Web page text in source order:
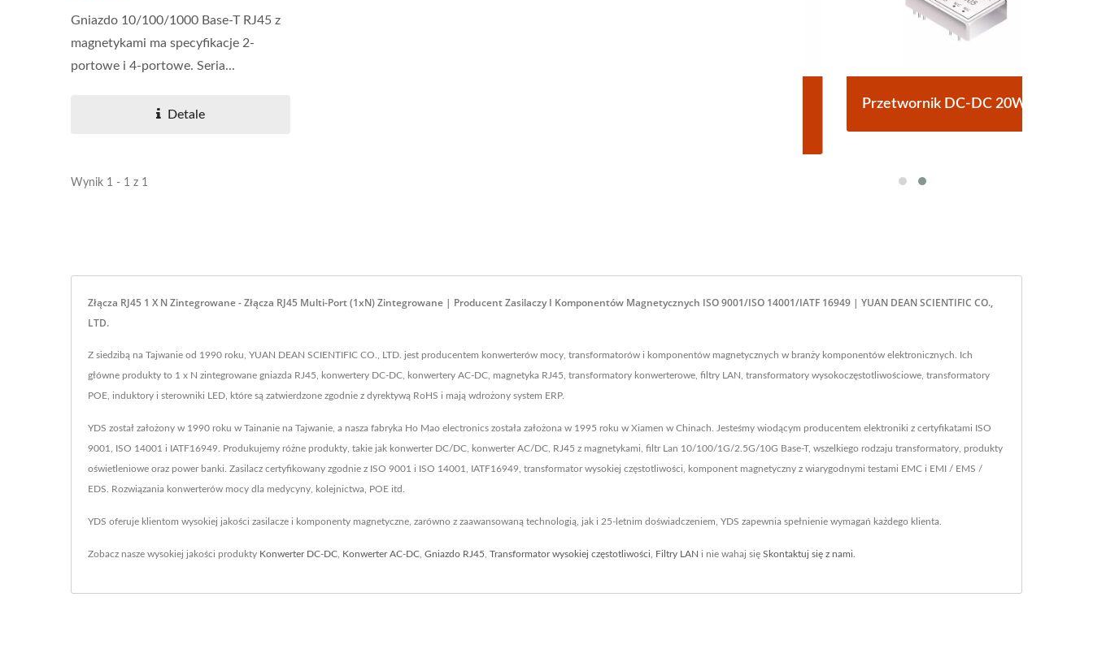
Gniazdo 10/100/1000 Base-T RJ45 z
magnetykami ma specyfikacje 2-
portowe i 4-portowe. Seria...
Detale
Wynik 1 - 1 z 1
Przetwornik DC-DC 20W 4:1
Złącza RJ45 1 X N Zintegrowane - Złącza RJ45 Multi-Port (1xN) Zintegrowane | Producent Zasilaczy I Komponentów Magnetycznych ISO 9001/ISO 14001/IATF 16949 | YUAN DEAN SCIENTIFIC CO.,
LTD.
Z siedzibą na Tajwanie od 1990 roku, YUAN DEAN SCIENTIFIC CO., LTD. jest producentem konwerterów mocy, transformatorów i komponentów magnetycznych w branży komponentów elektronicznych. Ich
główne produkty to 1 x N zintegrowane gniazda RJ45, konwertery DC-DC, konwertery AC-DC, magnetyka RJ45, transformatory konwerterowe, filtry LAN, transformatory wysokoczęstotliwościowe, transformatory
POE, induktory i sterowniki LED, które są zatwierdzone zgodnie z dyrektywą RoHS i mają wdrożony system ERP.
YDS został założony w 1990 roku w Tainanie na Tajwanie, a nasza fabryka Ho Mao electronics została założona w 1995 roku w Xiamen w Chinach. Jesteśmy wiodącym producentem elektroniki z certyfikatami ISO
9001, ISO 14001 i IATF16949. Produkujemy różne produkty, takie jak konwerter DC/DC, konwerter AC/DC, RJ45 z magnetykami, filtr Lan 10/100/1G/2.5G/10G Base-T, wszelkiego rodzaju transformatory, produkty
oświetleniowe oraz power banki. Zasilacz certyfikowany zgodnie z ISO 9001 i ISO 14001, IATF16949, transformator wysokiej częstotliwości, komponent magnetyczny z wiarygodnymi testami EMC i EMI / EMS /
EDS. Rozwiązania konwerterów mocy dla medycyny, kolejnictwa, POE itd.
YDS oferuje klientom wysokiej jakości zasilacze i komponenty magnetyczne, zarówno z zaawansowaną technologią, jak i 25-letnim doświadczeniem, YDS zapewnia spełnienie wymagań każdego klienta.
Zobacz nasze wysokiej jakości produkty Konwerter DC-DC Konwerter AC-DC Gniazdo RJ45 Transformator wysokiej częstotliwości Filtry LAN i nie wahaj się Skontaktuj się z nami